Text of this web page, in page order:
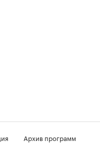
Архив программ